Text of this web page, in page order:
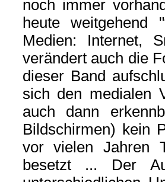
noch immer
heute
Medien: Internet,
verändert auch die
dieser Band
sich den medialen
auch dann
Bildschirmen) kein
vor vielen Jahren
besetzt ... Der